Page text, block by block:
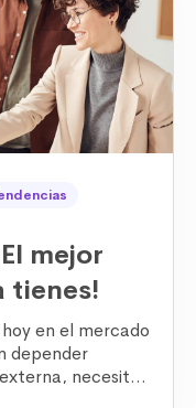
mejor
tienes!
en el mercado
depender
necesitan